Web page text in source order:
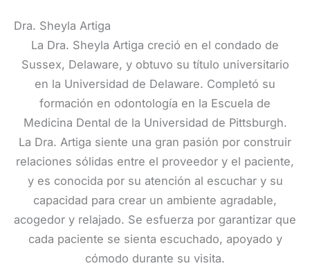
Dra. Sheyla Artiga
La Dra. Sheyla Artiga creció en el condado de
Sussex, Delaware, y obtuvo su título universitario
en la Universidad de Delaware. Completó su
formación en odontología en la Escuela de
Medicina Dental de la Universidad de Pittsburgh.
La Dra. Artiga siente una gran pasión por construir
relaciones sólidas entre el proveedor y el paciente,
y es conocida por su atención al escuchar y su
capacidad para crear un ambiente agradable,
acogedor y relajado. Se esfuerza por garantizar que
cada paciente se sienta escuchado, apoyado y
cómodo durante su visita.